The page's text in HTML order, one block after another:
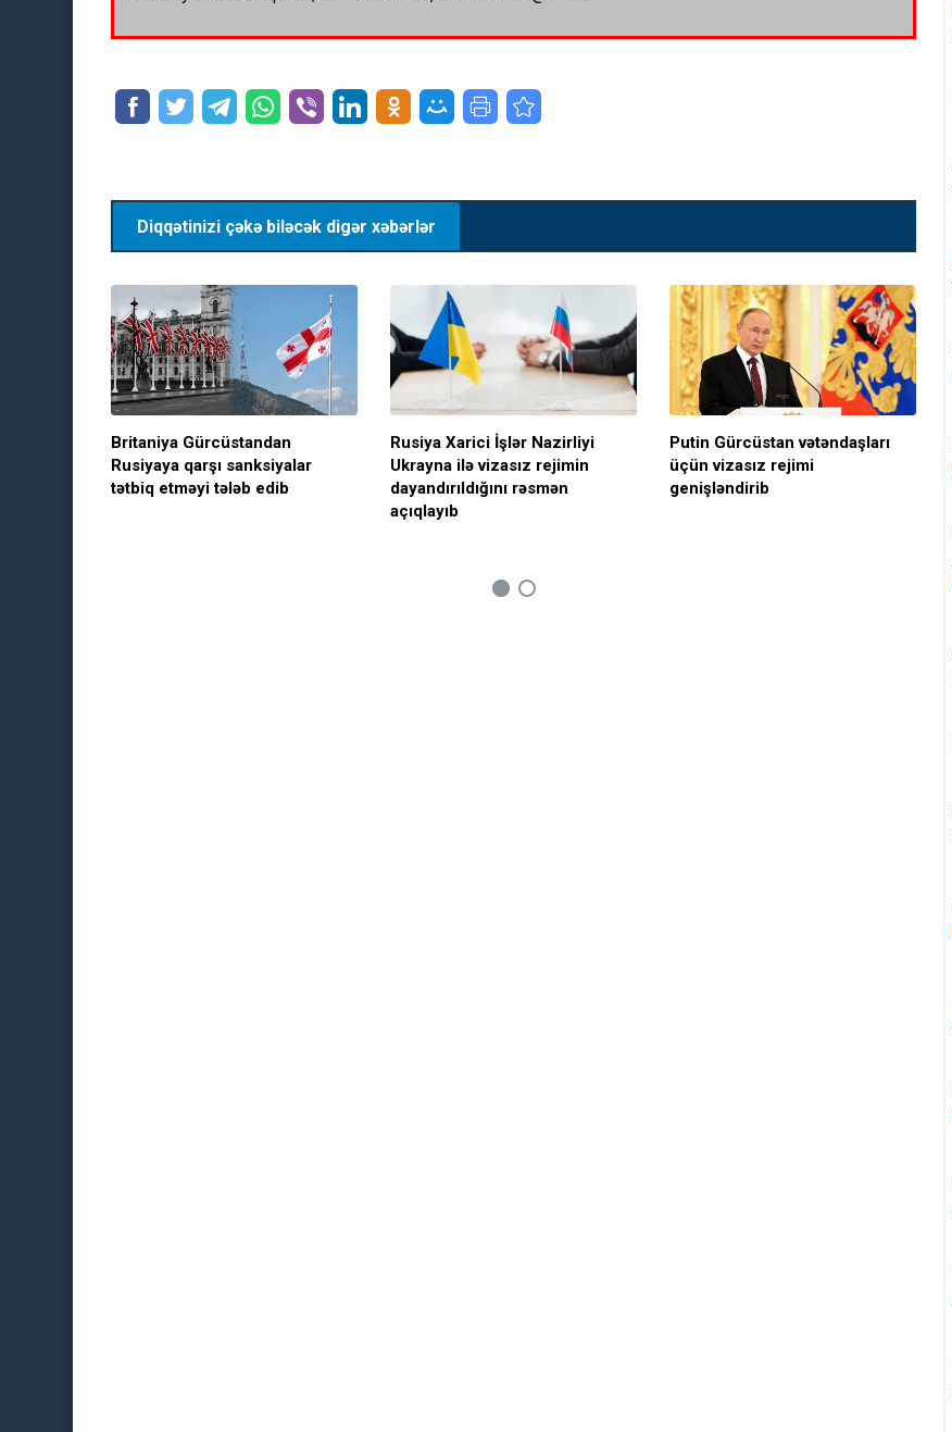
Diqqətinizi çəkə biləcək digər xəbərlər
Britaniya Gürcüstandan
Rusiyaya qarşı sanksiyalar
tətbiq etməyi tələb edib
Rusiya Xarici İşlər Nazirliyi
Ukrayna ilə vizasız rejimin
dayandırıldığını rəsmən
açıqlayıb
Putin Gürcüstan vətəndaşları
üçün vizasız rejimi
genişləndirib